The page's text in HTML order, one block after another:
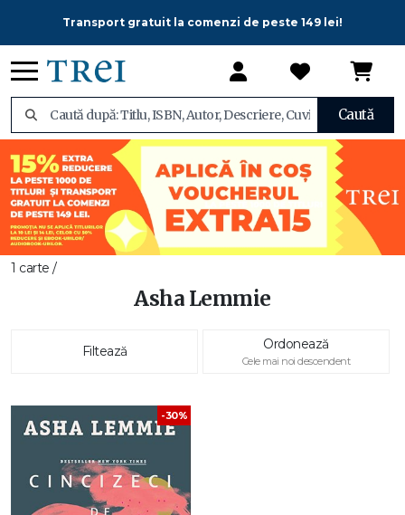
Transport gratuit la comenzi de peste 149 lei!
Caută
1 carte /
Asha Lemmie
Filtează Ordonează
Cele mai noi descendent
-30%